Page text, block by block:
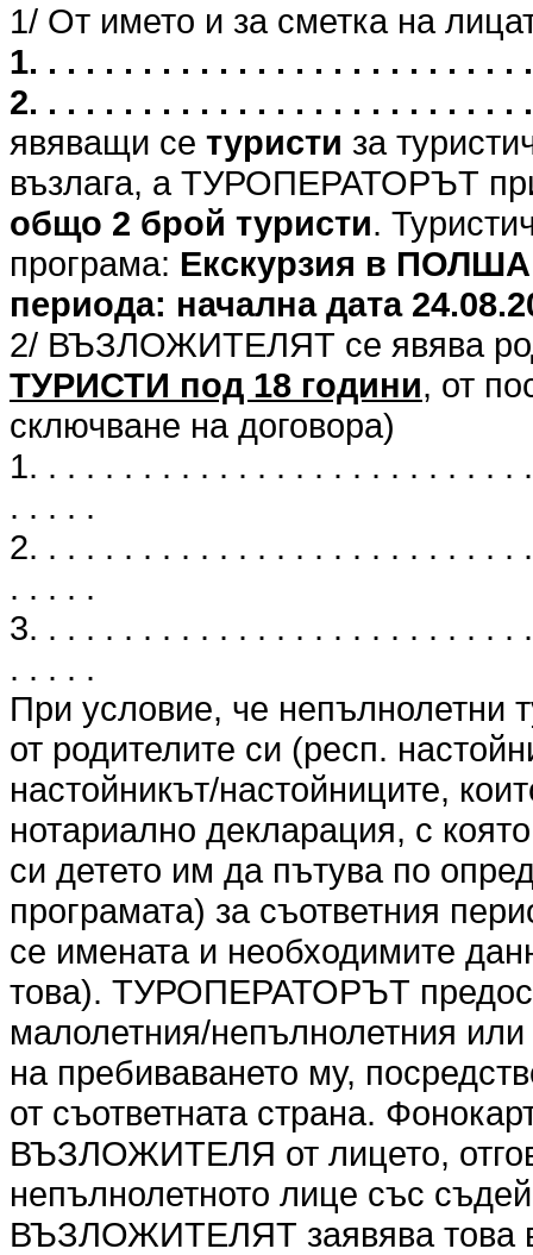
1/ От името и за сметка на
1. . . . . . . . . . . . . . . . . . . . . . . . .
2. . . . . . . . . . . . . . . . . . . . . . . . .
явяващи се туристи за
възлага, а ТУРОПЕРАТОРЪТ
общо 2 брой туристи.
програма: Екскурзия в
периода: начална дата
2/ ВЪЗЛОЖИТЕЛЯТ се явява
ТУРИСТИ под 18 години, от
сключване на договора)
1. . . . . . . . . . . . . . . . . . . . . . . . .
. . . . .
2. . . . . . . . . . . . . . . . . . . . . . . . .
. . . . .
3. . . . . . . . . . . . . . . . . . . . . . . . .
. . . . .
При условие, че непълнолетни
от родителите си (респ.
настойникът/настойниците,
нотариално декларация, с
си детето им да пътува по
програмата) за съответния
се имената и необходимите
това). ТУРОПЕРАТОРЪТ
малолетния/непълнолетния
на пребиваването му,
от съответната страна.
ВЪЗЛОЖИТЕЛЯ от лицето,
непълнолетното лице със
ВЪЗЛОЖИТЕЛЯТ заявява това